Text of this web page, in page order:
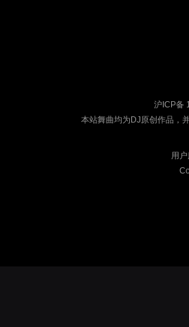
沪ICP备
本站舞曲均为DJ原创作品，
用